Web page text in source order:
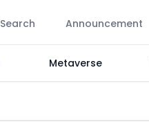
Search Announcement
Metaverse